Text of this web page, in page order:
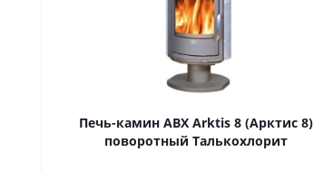
Печь-камин ABX Arktis 8 (Арктис 8)
поворотный Талькохлорит